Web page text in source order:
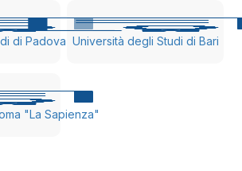
di Padova Università degli Studi di Bari
"La Sapienza"